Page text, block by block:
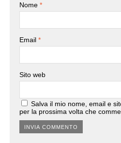
Nome *
Email *
Sito web
Salva il mio nome, email e
per la prossima volta che